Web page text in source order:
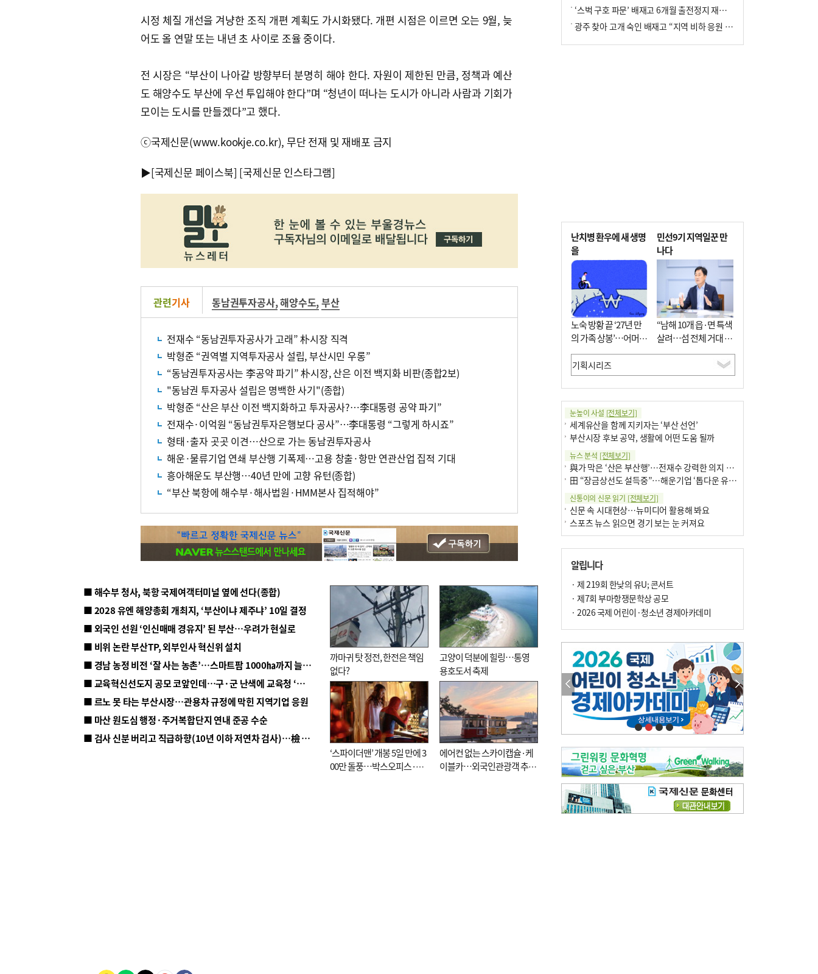
시정 체질 개선을 겨냥한 조직 개편 계획도 가시화됐다. 개편 시점은 이르면 오는 9월, 늦
어도 올 연말 또는 내년 초 사이로 조율 중이다.
전 시장은 “부산이 나아갈 방향부터 분명히 해야 한다. 자원이 제한된 만큼, 정책과 예산
도 해양수도 부산에 우선 투입해야 한다”며 “청년이 떠나는 도시가 아니라 사람과 기회가
모이는 도시를 만들겠다”고 했다.
ⓒ국제신문(www.kookje.co.kr), 무단 전재 및 재배포 금지
▶[국제신문 페이스북] [국제신문 인스타그램]
관련기사 동남권투자공사,해양수도,부산
전재수 “동남권투자공사가 고래” 朴시장 직격
박형준 “권역별 지역투자공사 설립, 부산시민 우롱”
“동남권투자공사는 李공약 파기” 朴시장, 산은 이전 백지화 비판(종합2보)
"동남권 투자공사 설립은 명백한 사기"(종합)
박형준 “산은 부산 이전 백지화하고 투자공사?…李대통령 공약 파기”
전재수·이억원 “동남권투자은행보다 공사”…李대통령 “그렇게 하시죠”
형태·출자 곳곳 이견…산으로 가는 동남권투자공사
해운·물류기업 연쇄 부산행 기폭제…고용 창출·항만 연관산업 집적 기대
흥아해운도 부산행…40년 만에 고향 유턴(종합)
“부산 북항에 해수부·해사법원·HMM본사 집적해야”
■ 해수부 청사, 북항 국제여객터미널 옆에 선다(종합)
■ 2028 유엔 해양총회 개최지, ‘부산이냐 제주냐’ 10일 결정
■ 외국인 선원 ‘인신매매 경유지’ 된 부산…우려가 현실로
■ 비위 논란 부산TP, 외부인사 혁신위 설치
■ 경남 농정 비전 ‘잘 사는 농촌’…스마트팜 1000㏊까지 늘린다
■ 교육혁신선도지 공모 코앞인데…구·군 난색에 교육청 ‘쩔쩔’
■ 르노 못 타는 부산시장…관용차 규정에 막힌 지역기업 응원
■ 마산 원도심 행정·주거복합단지 연내 준공 수순
■ 검사 신분 버리고 직급하향(10년 이하 저연차 검사)…檢 중수청행 기피
까마귀 탓 정전, 한전은 책임
없다?
고양이 덕분에 힐링…통영
용호도서 축제
‘스파이더맨’ 개봉 5일 만에 3
00만 돌풍…박스오피스·예
에어컨 없는 스카이캡슐·케
이블카…외국인관광객 추억
‘스벅 구호 파문’ 배재고 6개월 출전정지 재심 신청키로
광주 찾아 고개 숙인 배재고 “지역 비하 응원 잘못”(종합)
난치병 환우에 새 생명
을
노숙 방황 끝 ‘27년 만
의 가족 상봉’…어머니
와 행복 꿈꿔
민선9기 지역일꾼 만
나다
“남해 10개 읍·면 특색
살려…섬 전체 거대 정
원으로 조성”
눈높이 사설 [전체보기]
세계유산을 함께 지키자는 ‘부산 선언’
부산시장 후보 공약, 생활에 어떤 도움 될까
뉴스 분석 [전체보기]
與가 막은 ‘산은 부산행’…전재수 강력한 의지 표명 없인 공염불
田 “장금상선도 설득중”…해운기업 ‘톱다운 유치전’ 가속
신통이의 신문 읽기 [전체보기]
신문 속 시대현상…뉴미디어 활용해 봐요
스포츠 뉴스 읽으면 경기 보는 눈 커져요
구·군 승진 축하화분 관행 없애자니 소상공인 울상
팩트체크[전체보기]
의령 한우산 털중나리
한 손 뉴스[전체보기]
시민이 개발한 폭염 대응 앱 ‘그늘로’ 길안내 지도 등 인기
골목 맛집 발굴 고메 셀렉션…부산시, 페스티벌 시월 연계
오늘의 날씨-[전체보기]
오늘의 날씨- 2026년 8월 7일
오늘의 날씨- 2026년 8월 6일
우리 결혼해요-[전체보기]
우리 결혼해요- 김홍윤·정세빈 커플
알립니다
· 제 219회 한낮의 유U; 콘서트
· 제7회 부마항쟁문학상 공모
· 2026 국제 어린이·청소년 경제아카데미